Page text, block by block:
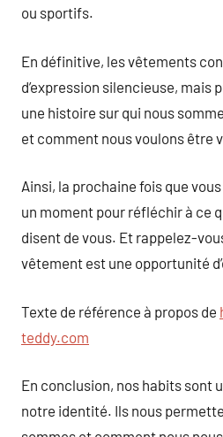
ou sportifs.
En définitive, les vêtements
d’expression silencieuse, mais
une histoire sur qui nous
et comment nous voulons être
Ainsi, la prochaine fois que
un moment pour réfléchir à ce
disent de vous. Et rappelez-
vêtement est une opportunité
Texte de référence à propos de
teddy.com
En conclusion, nos habits sont
notre identité. Ils nous